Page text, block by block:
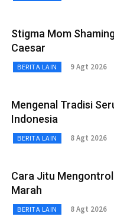
Stigma Mom
Caesar
BERITA LAIN 9 Agt 2026
Mengenal Tradisi
Indonesia
BERITA LAIN 8 Agt 2026
Cara Jitu
Marah
BERITA LAIN 8 Agt 2026